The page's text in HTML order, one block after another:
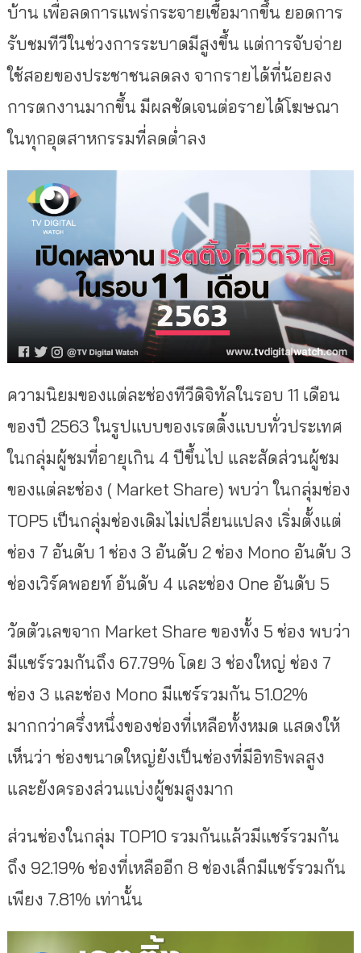
บ้าน เพื่อลดการแพร่กระจายเชื้อมากขึ้น ยอดการ
รับชมทีวีในช่วงการระบาดมีสูงขึ้น แต่การจับจ่าย
ใช้สอยของประชาชนลดลง จากรายได้ที่น้อยลง
การตกงานมากขึ้น มีผลชัดเจนต่อรายได้โฆษณา
ในทุกอุตสาหกรรมที่ลดต่ำลง
ความนิยมของแต่ละช่องทีวีดิจิทัลในรอบ 11 เดือน
ของปี 2563 ในรูปแบบของเรตติ้งแบบทั่วประเทศ
ในกลุ่มผู้ชมที่อายุเกิน 4 ปีขึ้นไป และสัดส่วนผู้ชม
ของแต่ละช่อง ( Market Share) พบว่า ในกลุ่มช่อง
TOP5 เป็นกลุ่มช่องเดิมไม่เปลี่ยนแปลง เริ่มตั้งแต่
ช่อง 7 อันดับ 1 ช่อง 3 อันดับ 2 ช่อง Mono อันดับ 3
ช่องเวิร์คพอยท์ อันดับ 4 และช่อง One อันดับ 5
วัดตัวเลขจาก Market Share ของทั้ง 5 ช่อง พบว่า
มีแชร์รวมกันถึง 67.79% โดย 3 ช่องใหญ่ ช่อง 7
ช่อง 3 และช่อง Mono มีแชร์รวมกัน 51.02%
มากกว่าครึ่งหนึ่งของช่องที่เหลือทั้งหมด แสดงให้
เห็นว่า ช่องขนาดใหญ่ยังเป็นช่องที่มีอิทธิพลสูง
และยังครองส่วนแบ่งผู้ชมสูงมาก
ส่วนช่องในกลุ่ม TOP10 รวมกันแล้วมีแชร์รวมกัน
ถึง 92.19% ช่องที่เหลืออีก 8 ช่องเล็กมีแชร์รวมกัน
เพียง 7.81% เท่านั้น